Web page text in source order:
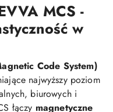
MCS -
w
Code System)
najwyższy poziom
biurowych i
łączy magnetyczne